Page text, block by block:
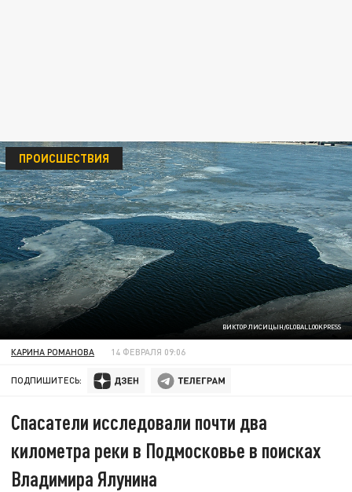
ВИКТОР ЛИСИЦЫН/GLOBALLOOKPRESS
ПРОИСШЕСТВИЯ
КАРИНА РОМАНОВА 14 ФЕВРАЛЯ 09:06
ПОДПИШИТЕСЬ:
Спасатели исследовали почти два
километра реки в Подмосковье в поисках
Владимира Ялунина